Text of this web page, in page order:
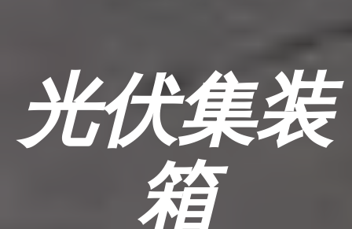
光伏集装
箱